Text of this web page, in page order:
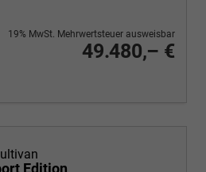
49.480,– €
19% MwSt. Mehrwertsteuer ausweisbar
drucken
Edition